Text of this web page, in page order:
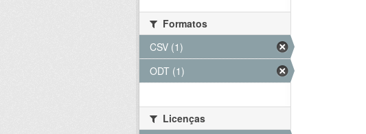
Formatos
CSV (1)
ODT (1)
Licenças